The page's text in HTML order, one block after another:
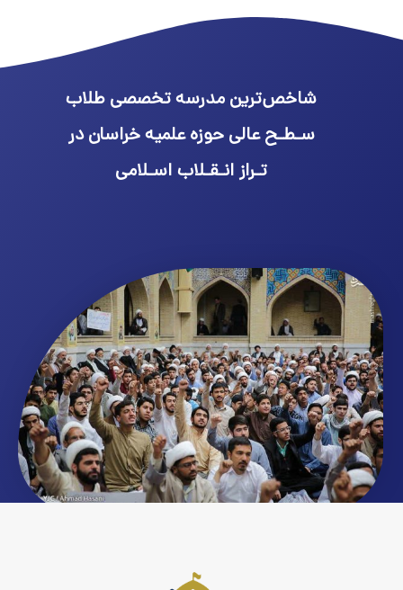
شاخص‌ترین مدرسه تخصصی طلاب
سـطـح عالی حوزه علمیه خراسان در
تـراز انـقـلاب اسـلامی